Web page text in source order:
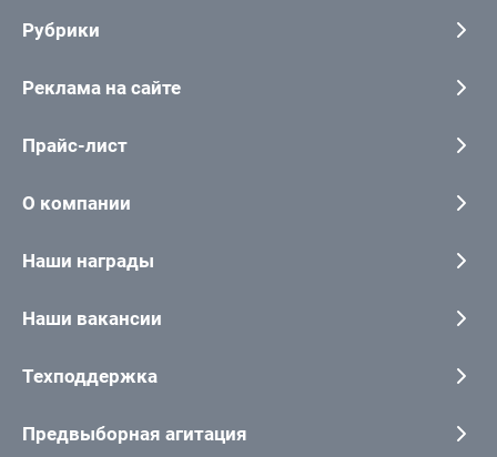
Рубрики
Реклама на сайте
Прайс-лист
О компании
Наши награды
Наши вакансии
Техподдержка
Предвыборная агитация